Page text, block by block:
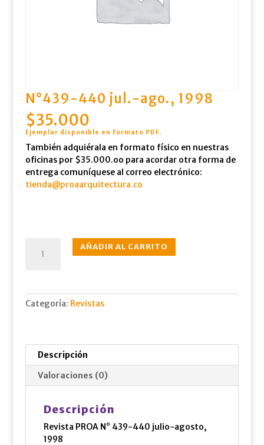
N°439-440 jul.-ago., 1998
$35.000
Ejemplar disponible en formato PDF.
También adquiérala en formato físico en nuestras
oficinas por $35.000.oo para acordar otra forma de
entrega comuníquese al correo electrónico:
tienda@proaarquitectura.co
440
1998
cantidad
AÑADIR AL CARRITO
Categoría: Revistas
Descripción
Valoraciones (0)
Descripción
Revista PROA N° 439-440 julio-agosto,
1998